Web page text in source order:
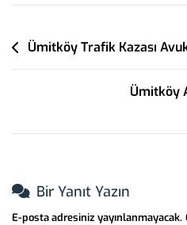
YazıÜmitköy Trafik Kazası
Ümitköy
Bir Yanıt Yazın
E-posta adresiniz yayınlanmayacak.